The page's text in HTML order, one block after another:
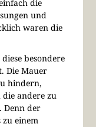
die
und
waren die
besondere
Die Mauer
hindern,
die andere zu
Denn der
zu einem